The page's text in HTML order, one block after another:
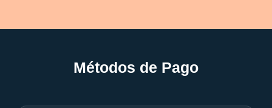
Métodos de Pago